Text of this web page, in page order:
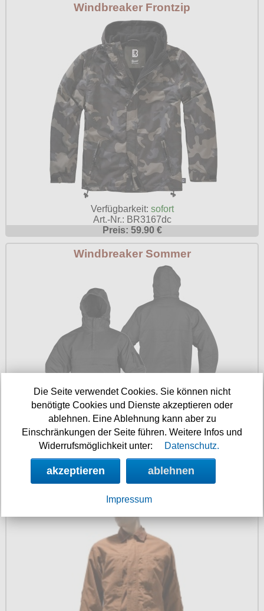
Windbreaker Frontzip
Verfügbarkeit: sofort
Art.-Nr.: BR3167dc
Preis: 59.90 €
Windbreaker Sommer
Verfügbarkeit:sofort
Art.-Nr.: STU10332002
Worker Jacke US Farmer Jacke Canvas
Die Seite verwendet Cookies. Sie können nicht
benötigte Cookies und Dienste akzeptieren oder
ablehnen. Eine Ablehnung kann aber zu
Einschränkungen der Seite führen. Weitere Infos und
Widerrufsmöglichkeit unter:
Datenschutz.
akzeptieren ablehnen
Impressum